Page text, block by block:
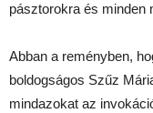
pásztorokra és minden
Abban a reményben,
boldogságos Szűz
mindazokat az